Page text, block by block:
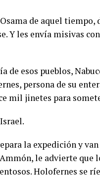
de aquel
Y les envía misivas
de esos pueblos,
persona de su
mil jinetes para
la expedición y
le advierte
Holofernes se